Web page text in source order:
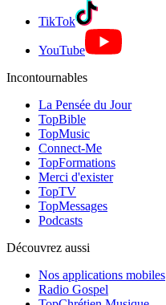
TikTok
YouTube
Incontournables
La Pensée du Jour
TopBible
TopMusic
Connect-Me
TopFormations
Merci d'exister
TopTV
TopMessages
Podcasts
Découvrez aussi
Nos applications mobiles
Radio Gospel